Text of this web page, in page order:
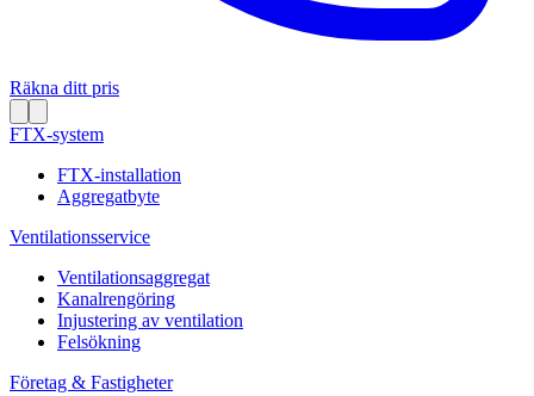
Räkna ditt pris
FTX-system
FTX-installation
Aggregatbyte
Ventilationsservice
Ventilationsaggregat
Kanalrengöring
Injustering av ventilation
Felsökning
Företag & Fastigheter